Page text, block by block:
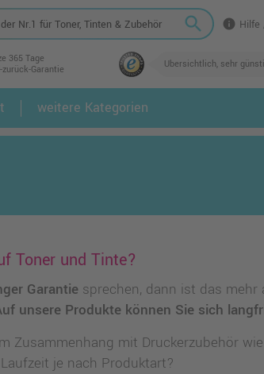
search info Hilfe
365 Tage
zurück-Garantie
Übersichtlich, sehr
2. weitere Kategorien
Toner und Tinte?
Garantie sprechen, dann ist das mehr
unsere Produkte können Sie sich
Zusammenhang mit Druckerzubehör
je nach Produktart?